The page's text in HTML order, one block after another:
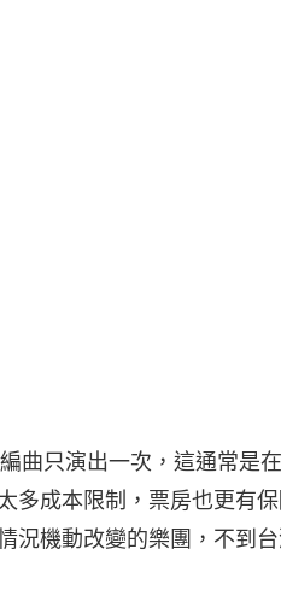
曲只演出一次，這通常是
多成本限制，票房也更有
況機動改變的樂團，不到